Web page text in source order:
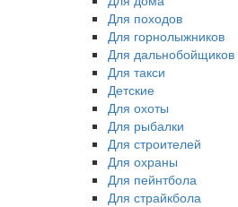
Для походов
Для горнолыжников
Для дальнобойщиков
Для такси
Детские
Для охоты
Для рыбалки
Для строителей
Для охраны
Для пейнтбола
Для страйкбола